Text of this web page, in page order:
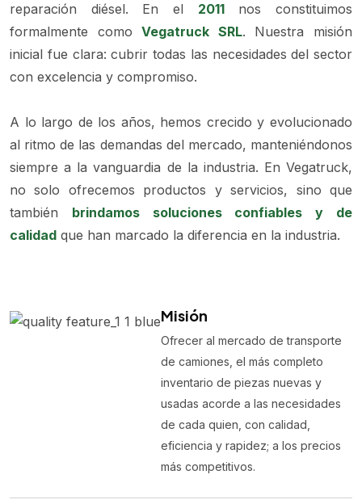
reparación diésel. En el 2011nos constituimos
formalmente comoVegatruck SRL. Nuestra misión
inicial fue clara: cubrir todas las necesidades del sector
con excelencia y compromiso.
A lo largo de los años, hemos crecido y evolucionado
al ritmo de las demandas del mercado, manteniéndonos
siempre a la vanguardia de la industria. En Vegatruck,
no solo ofrecemos productos y servicios, sino que
también brindamos soluciones confiables y de
calidad que han marcado la diferencia en la industria.
Misión
Ofrecer al mercado de transporte
de camiones, el más completo
inventario de piezas nuevas y
usadas acorde a las necesidades
de cada quien, con calidad,
eficiencia y rapidez; a los precios
más competitivos.